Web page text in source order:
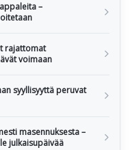
–
rajattomat
voimaan
syyllisyyttä peruvat
masennuksesta –
julkaisupäivää